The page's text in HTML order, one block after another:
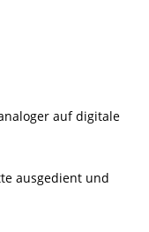
auf digitale
ausgedient und